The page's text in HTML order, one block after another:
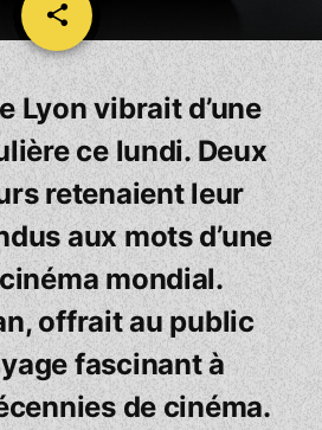
share
email
Lyon vibrait d’une
ce lundi. Deux
retenaient leur
aux mots d’une
mondial.
offrait au public
fascinant à
de cinéma.